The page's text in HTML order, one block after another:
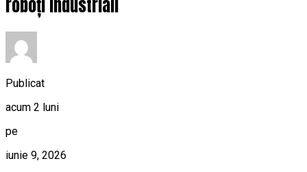
roboți industriali
Publicat
acum 2 luni
pe
iunie 9, 2026